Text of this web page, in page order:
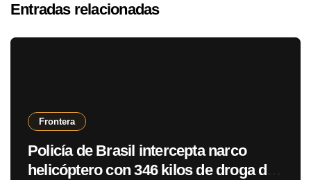
Entradas relacionadas
Frontera
Policía de Brasil intercepta narco
helicóptero con 346 kilos de droga de